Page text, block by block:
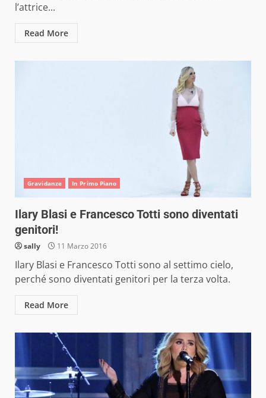
l’attrice...
Read More
Gravidanze In Primo Piano
Ilary Blasi e Francesco Totti sono diventati
genitori!
sally 11 Marzo 2016
Ilary Blasi e Francesco Totti sono al settimo cielo,
perché sono diventati genitori per la terza volta.
Read More